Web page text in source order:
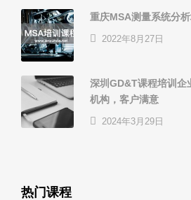
重庆MSA测量系统分
2022年8月27日
深圳GD&T课程培训企
机构，客户满意
2024年3月29日
热门课程